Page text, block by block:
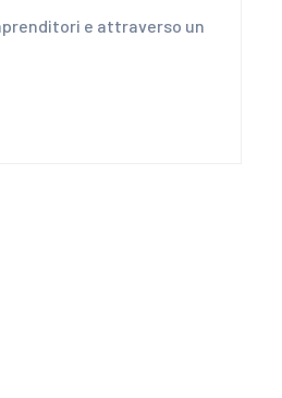
e attraverso un